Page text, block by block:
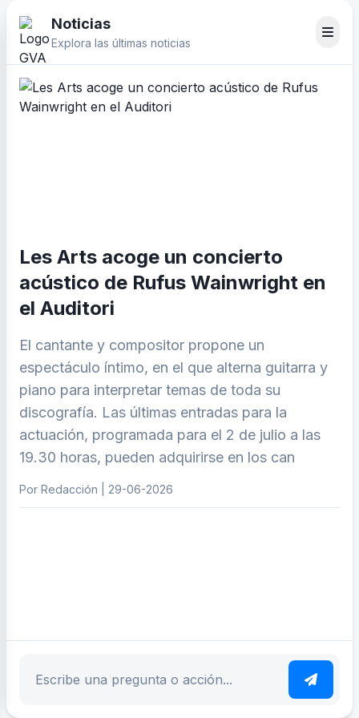
Noticias
Explora las últimas noticias
Les Arts acoge un concierto
acústico de Rufus Wainwright en
el Auditori
El cantante y compositor propone un
espectáculo íntimo, en el que alterna guitarra y
piano para interpretar temas de toda su
discografía. Las últimas entradas para la
actuación, programada para el 2 de julio a las
19.30 horas, pueden adquirirse en los can
Por Redacción | 29-06-2026
Escribe tu pregunta